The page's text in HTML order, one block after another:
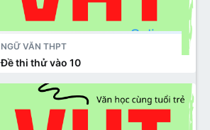
NGỮ VĂN THPT
Đề thi thử vào 10